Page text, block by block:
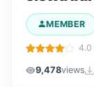
MEMBER
4.0
9,478views